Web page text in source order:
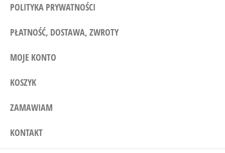
POLITYKA PRYWATNOŚCI
PŁATNOŚĆ, DOSTAWA, ZWROTY
MOJE KONTO
KOSZYK
ZAMAWIAM
KONTAKT